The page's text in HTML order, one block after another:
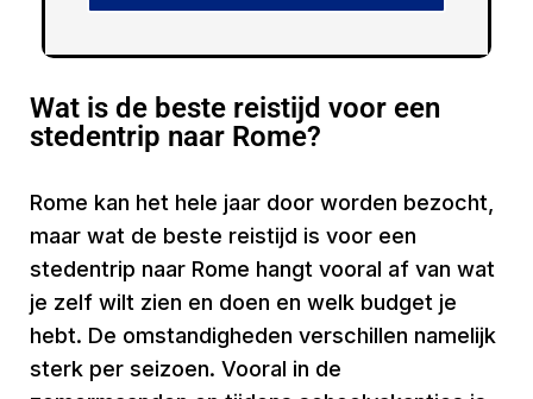
Wat is de beste reistijd voor een
stedentrip naar Rome?
Rome kan het hele jaar door worden bezocht,
maar wat de beste reistijd is voor een
stedentrip naar Rome hangt vooral af van wat
je zelf wilt zien en doen en welk budget je
hebt. De omstandigheden verschillen namelijk
sterk per seizoen. Vooral in de